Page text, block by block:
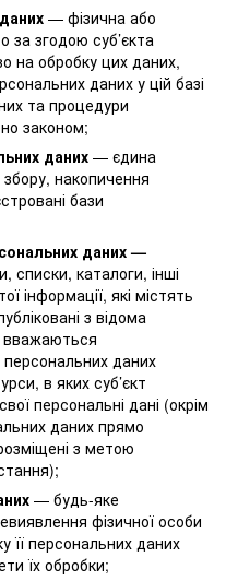
— фізична або
за згодою суб’єкта
на обробку цих даних,
даних у цій базі
та процедури
законом;
даних — єдина
накопичення
бази
даних —
списки, каталоги, інші
інформації, які містять
з відома
вважаються
даних
в яких суб’єкт
персональні дані (окрім
даних прямо
з метою
— будь-яке
фізичної особи
її персональних даних
їх обробки;